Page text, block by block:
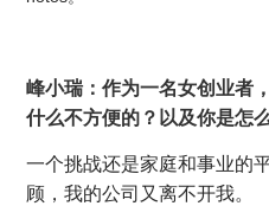
峰小瑞：作为一名女创业者
什么不方便的？以及你是怎
一个挑战还是家庭和事业的
顾，我的公司又离不开我。